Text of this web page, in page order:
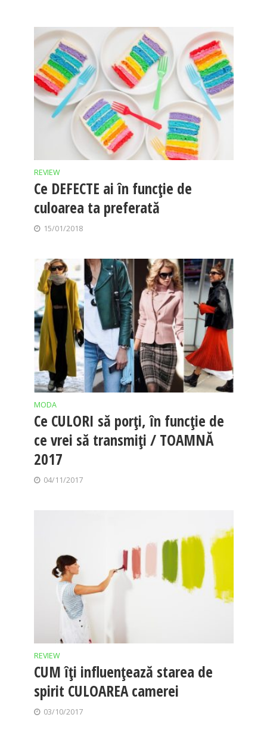
REVIEW
Ce DEFECTE ai în funcție de
culoarea ta preferată
15/01/2018
MODA
Ce CULORI să porți, în funcție de
ce vrei să transmiți / TOAMNĂ
2017
04/11/2017
REVIEW
CUM îți influențează starea de
spirit CULOAREA camerei
03/10/2017